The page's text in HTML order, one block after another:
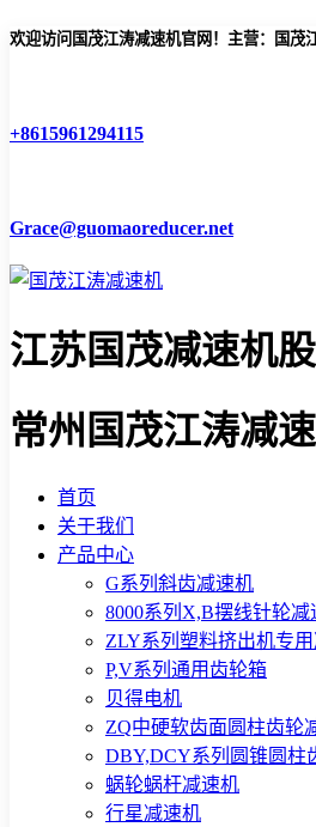
欢迎访问国茂江涛减速机官网！主营：国茂
+8615961294115
Grace@guomaoreducer.net
江苏国茂减速机
常州国茂江涛减
首页
关于我们
产品中心
G系列斜齿减速机
8000系列X,B摆线针轮减
ZLY系列塑料挤出机专
P,V系列通用齿轮箱
贝得电机
ZQ中硬软齿面圆柱齿轮
DBY,DCY系列圆锥圆柱
蜗轮蜗杆减速机
行星减速机